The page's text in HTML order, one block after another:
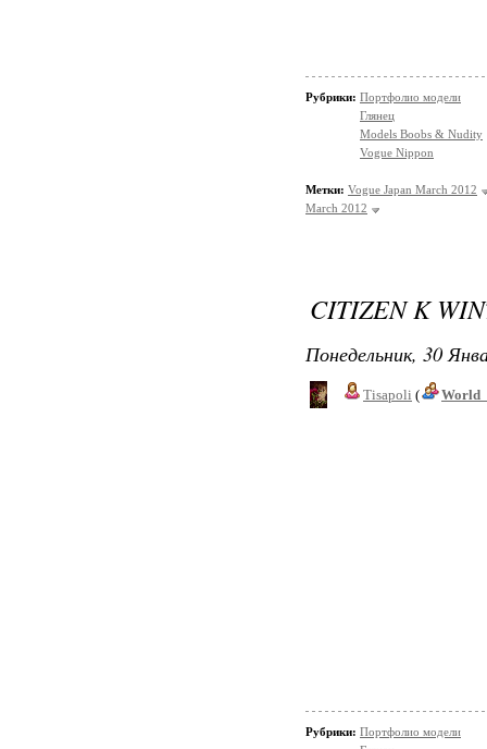
Рубрики: Портфолио модели
Глянец
Models Boobs & Nudity
Vogue Nippon
Метки: Vogue Japan March 2012
March 2012
CITIZEN K
Понедельник, 30
Tisapoli (
Рубрики: Портфолио модели